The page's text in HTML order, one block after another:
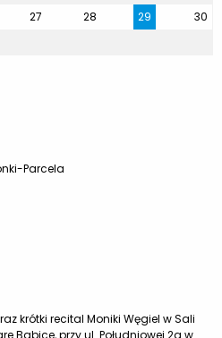
27 28 29
30
Parcela
krótki recital Moniki Węgiel w Sali
Babice, przy ul. Południowej 2a w